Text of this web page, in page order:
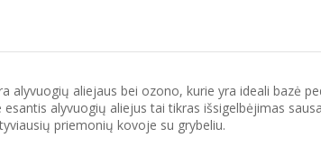
aliejaus bei ozono, kurie yra ideali bazė
alyvuogių aliejus tai tikras išsigelbėjimas
priemonių kovoje su grybeliu.